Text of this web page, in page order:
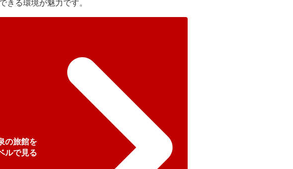
きる環境が魅力です。
の旅館を
ルで見る